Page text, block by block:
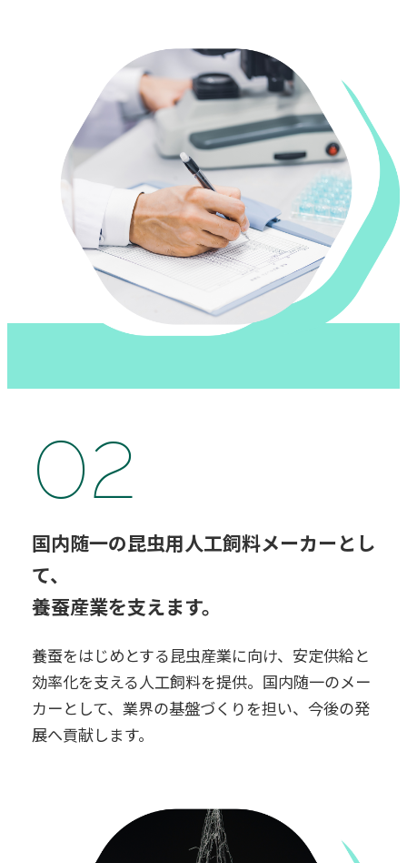
02
国内随一の昆虫用人工飼料メーカーとし
て、
養蚕産業を支えます。
養蚕をはじめとする昆虫産業に向け、安定供給と
効率化を支える人工飼料を提供。国内随一のメー
カーとして、業界の基盤づくりを担い、今後の発
展へ貢献します。